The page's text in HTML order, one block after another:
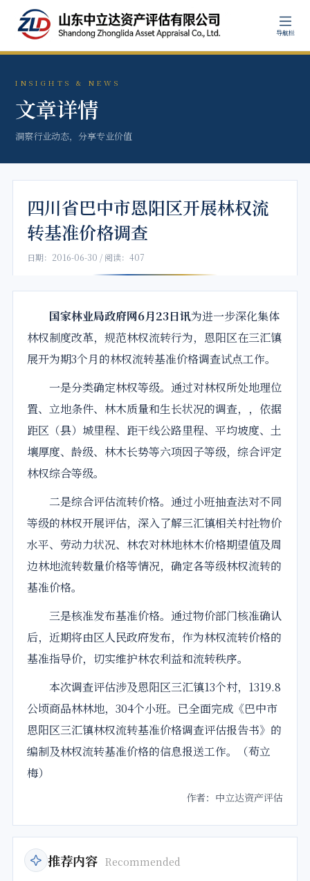
导航栏
INSIGHTS & NEWS
文章详情
洞察行业动态，分享专业价值
四川省巴中市恩阳区开展林权流
转基准价格调查
日期：2016-06-30 / 阅读：407
国家林业局政府网6月23日讯为进一步深化集体
林权制度改革，规范林权流转行为，恩阳区在三汇镇
展开为期3个月的林权流转基准价格调查试点工作。
一是分类确定林权等级。通过对林权所处地理位
置、立地条件、林木质量和生长状况的调查，，依据
距区（县）城里程、距干线公路里程、平均坡度、土
壤厚度、龄级、林木长势等六项因子等级，综合评定
林权综合等级。
二是综合评估流转价格。通过小班抽查法对不同
等级的林权开展评估，深入了解三汇镇相关村社物价
水平、劳动力状况、林农对林地林木价格期望值及周
边林地流转数量价格等情况，确定各等级林权流转的
基准价格。
三是核准发布基准价格。通过物价部门核准确认
后，近期将由区人民政府发布，作为林权流转价格的
基准指导价，切实维护林农利益和流转秩序。
本次调查评估涉及恩阳区三汇镇13个村，1319.8
公顷商品林林地，304个小班。已全面完成《巴中市
恩阳区三汇镇林权流转基准价格调查评估报告书》的
编制及林权流转基准价格的信息报送工作。（苟立
梅）
作者：中立达资产评估
推荐内容 Recommended